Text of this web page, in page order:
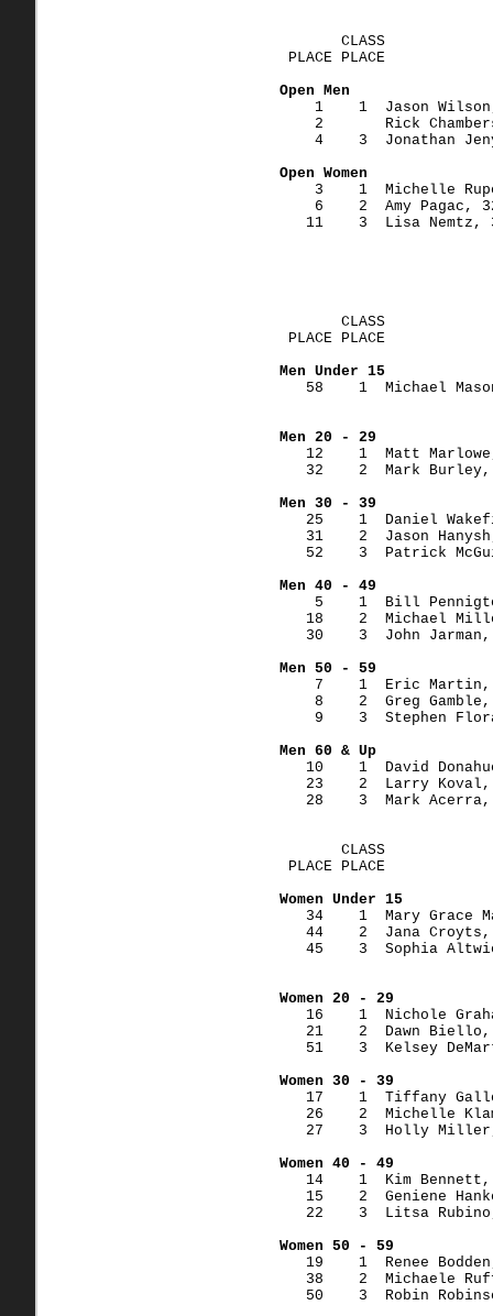
CLASS
PLACE PLACE
Open Men
1    1  Jason Wilson,
2       Rick
4    3  Jonathan
Open Women
3    1  Michelle
6    2  Amy Pagac, 32
11    3  Lisa Nemtz,
CLASS
PLACE PLACE
Men Under 15
58    1  Michael
Men 20 - 29
12    1  Matt Marlowe,
32    2  Mark Burley,
Men 30 - 39
25    1  Daniel
31    2  Jason
52    3  Patrick
Men 40 - 49
5    1  Bill Pennigton,
18    2  Michael
30    3  John
Men 50 - 59
7    1  Eric Martin, 50
8    2  Greg Gamble,
9    3  Stephen Flora,
Men 60 & Up
10    1  David
23    2  Larry Koval,
28    3  Mark Acerra,
CLASS
PLACE PLACE
Women Under 15
34    1  Mary Grace
44    2  Jana Croyts,
45    3  Sophia
Women 20 - 29
16    1  Nichole
21    2  Dawn Biello,
51    3  Kelsey
Women 30 - 39
17    1  Tiffany Gallo,
26    2  Michelle
27    3  Holly Miller,
Women 40 - 49
14    1  Kim Bennett,
15    2  Geniene
22    3  Litsa Rubino,
Women 50 - 59
19    1  Renee
38    2  Michaele
50    3  Robin